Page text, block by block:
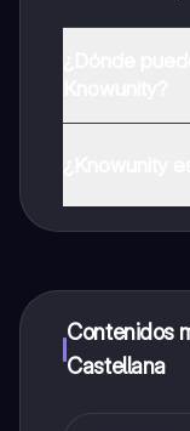
a determinadas
Contenidos
Castellana